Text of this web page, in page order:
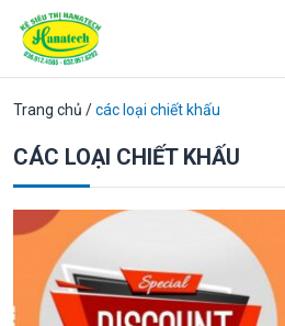
Trang chủ /các loại chiết khấu
CÁC LOẠI CHIẾT KHẤU